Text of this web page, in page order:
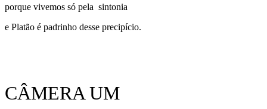
porque vivemos só pela sintonia
e Platão é padrinho desse precipício.
CÂMERA UM